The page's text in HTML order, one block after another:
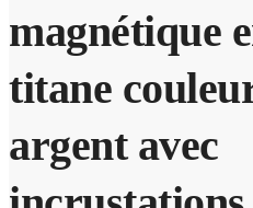
magnétique
titane
argent avec